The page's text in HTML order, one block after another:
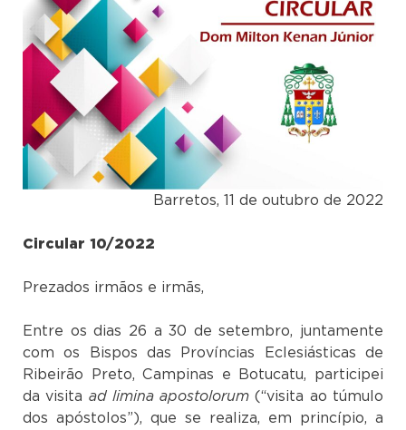
Barretos, 11 de outubro de 2022
Circular 10/2022
Prezados irmãos e irmãs,
Entre os dias 26 a 30 de setembro, juntamente
com os Bispos das Províncias Eclesiásticas de
Ribeirão Preto, Campinas e Botucatu, participei
da visita ad limina apostolorum (“visita ao túmulo
dos apóstolos”), que se realiza, em princípio, a